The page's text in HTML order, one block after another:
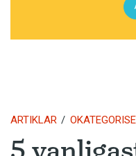
ARTIKLAR